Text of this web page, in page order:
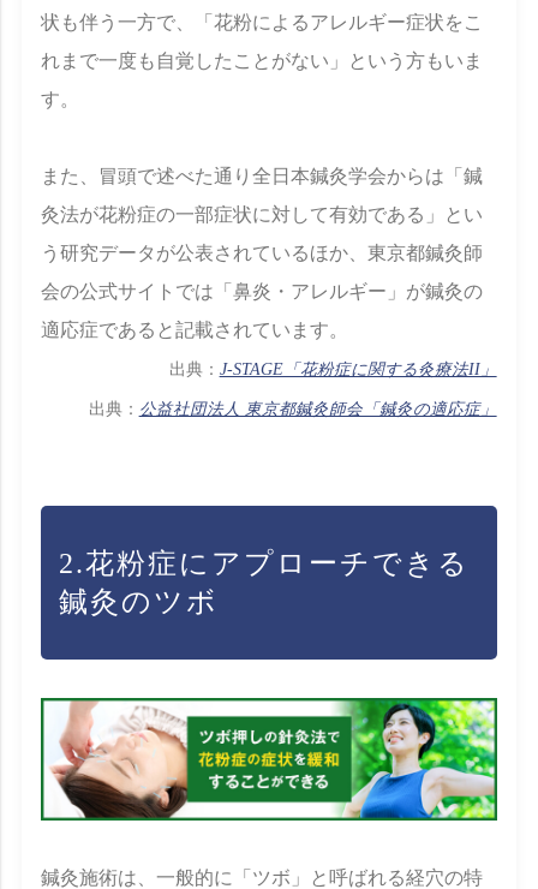
状も伴う一方で、「花粉によるアレルギー症状をこ
れまで一度も自覚したことがない」という方もいま
す。
また、冒頭で述べた通り全日本鍼灸学会からは「鍼
灸法が花粉症の一部症状に対して有効である」とい
う研究データが公表されているほか、東京都鍼灸師
会の公式サイトでは「鼻炎・アレルギー」が鍼灸の
適応症であると記載されています。
出典： J-STAGE「花粉症に関する灸療法II」
出典： 公益社団法人 東京都鍼灸師会「鍼灸の適応症」
2.花粉症にアプローチできる
鍼灸のツボ
鍼灸施術は、一般的に「ツボ」と呼ばれる経穴の特